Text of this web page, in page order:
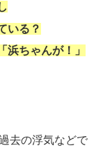
いる？
浜ちゃんが！」
去の浮気などで